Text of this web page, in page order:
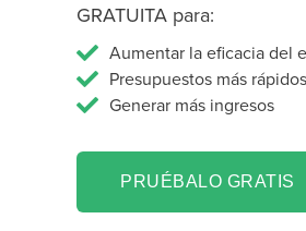
GRATUITA para:
Aumentar la eficacia del
Presupuestos más rápidos
Generar más ingresos
PRUÉBALO GRATIS